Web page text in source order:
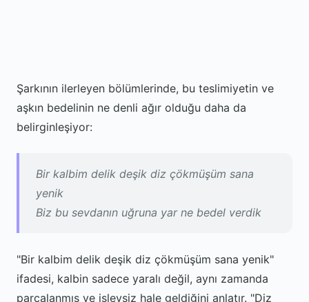
Şarkının ilerleyen bölümlerinde, bu teslimiyetin ve
aşkın bedelinin ne denli ağır olduğu daha da
belirginleşiyor:
Bir kalbim delik deşik diz çökmüşüm sana
yenik
Biz bu sevdanın uğruna yar ne bedel verdik
"Bir kalbim delik deşik diz çökmüşüm sana yenik"
ifadesi, kalbin sadece yaralı değil, aynı zamanda
parçalanmış ve işlevsiz hale geldiğini anlatır. "Diz